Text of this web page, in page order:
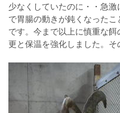
少なくしていたのに・・急
で胃腸の動きが鈍くなった
です。今まで以上に慎重な
更と保温を強化しました。